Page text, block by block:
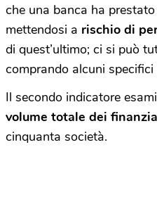
che una banca ha
mettendosi a rischio di
di quest’ultimo; ci si può
comprando alcuni
Il secondo indicatore
volume totale dei
cinquanta società.